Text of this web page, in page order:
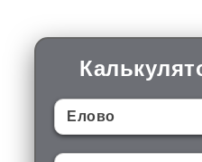
Елово